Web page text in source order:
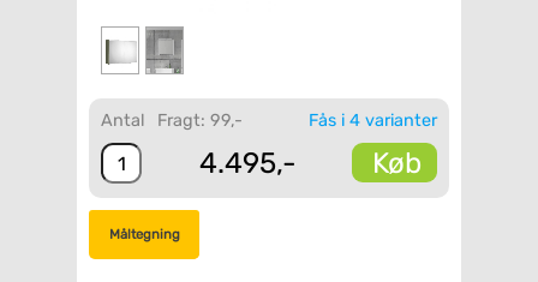
Fås i 4 varianter
Antal Fragt: 99,-
4.495,- Køb
Måltegning